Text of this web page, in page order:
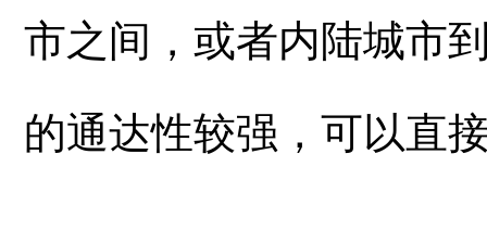
市之间，或者内陆城市
的通达性较强，可以直